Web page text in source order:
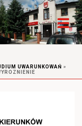
UWARUNKOWAŃ »